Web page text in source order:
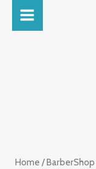
MAIN
Home /BarberShop